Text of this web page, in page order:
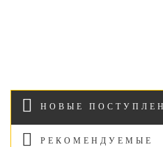
НОВЫЕ
РЕКОМЕНДУЕМЫЕ